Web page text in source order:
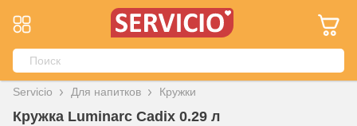
Servicio Для напитков Кружки
Кружка Luminarc Cadix 0.29 л